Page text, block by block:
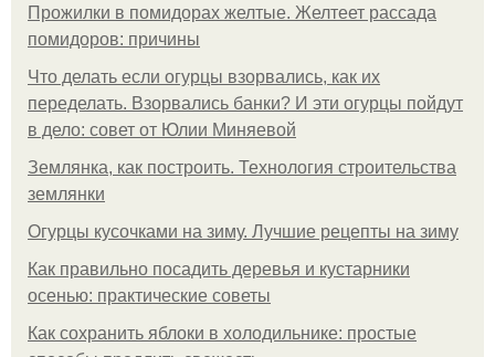
Прожилки в помидорах желтые. Желтеет рассада
помидоров: причины
Что делать если огурцы взорвались, как их
переделать. Взорвались банки? И эти огурцы пойдут
в дело: совет от Юлии Миняевой
Землянка, как построить. Технология строительства
землянки
Огурцы кусочками на зиму. Лучшие рецепты на зиму
Как правильно посадить деревья и кустарники
осенью: практические советы
Как сохранить яблоки в холодильнике: простые